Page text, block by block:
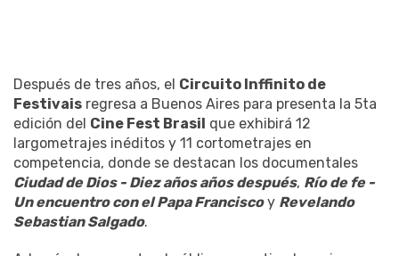
Después de tres años, el Circuito Inffinito de
Festivais regresa a Buenos Aires para presenta la 5ta
edición del Cine Fest Brasil que exhibirá 12
largometrajes inéditos y 11 cortometrajes en
competencia, donde se destacan los documentales
Ciudad de Dios - Diez años años después, Río de fe -
Un encuentro con el Papa Franciscoy Revelando
Sebastian Salgado.